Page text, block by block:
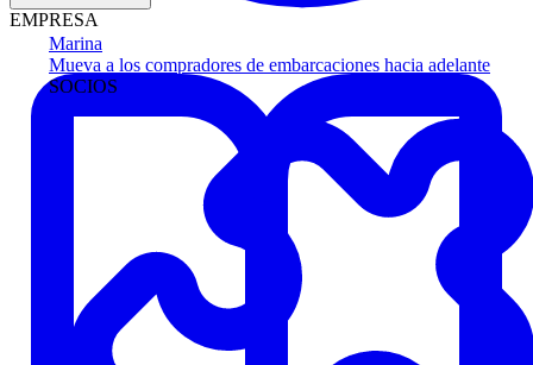
Marina
Mueva a los compradores de embarcaciones hacia adelante
SOCIOS
EMPRESA